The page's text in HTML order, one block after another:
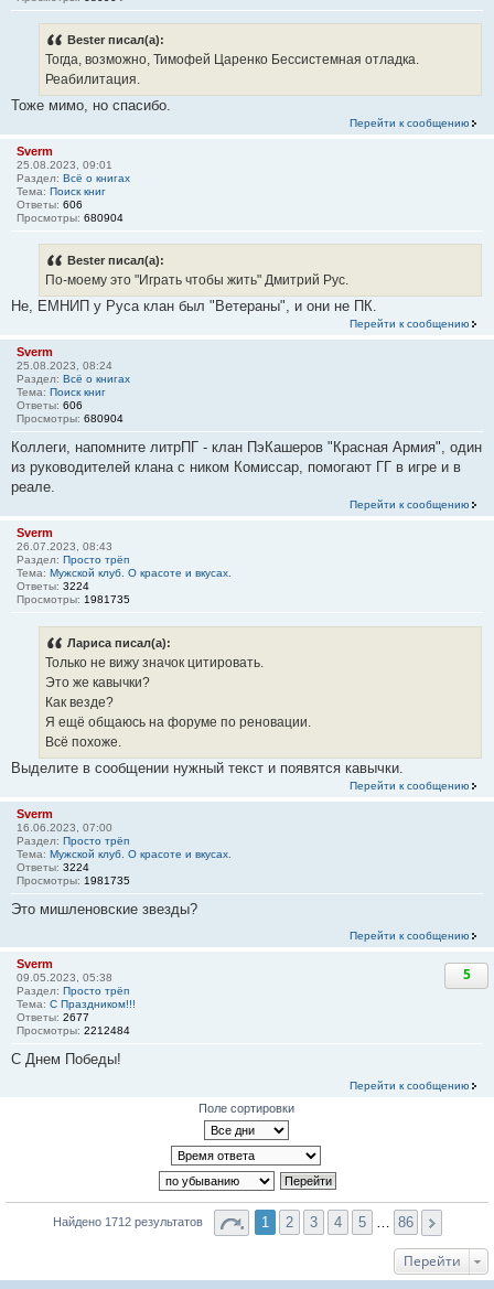
Bester писал(а):
Тогда, возможно, Тимофей Царенко Бессистемная отладка.
Реабилитация.
Тоже мимо, но спасибо.
Перейти к сообщению
Sverm
25.08.2023, 09:01
Раздел: Всё о книгах
Тема: Поиск книг
Ответы: 606
Просмотры: 680904
Bester писал(а):
По-моему это "Играть чтобы жить" Дмитрий Рус.
Не, ЕМНИП у Руса клан был "Ветераны", и они не ПК.
Перейти к сообщению
Sverm
25.08.2023, 08:24
Раздел: Всё о книгах
Тема: Поиск книг
Ответы: 606
Просмотры: 680904
Коллеги, напомните литрПГ - клан ПэКашеров "Красная Армия", один
из руководителей клана с ником Комиссар, помогают ГГ в игре и в
реале.
Перейти к сообщению
Sverm
26.07.2023, 08:43
Раздел: Просто трёп
Тема: Мужской клуб. О красоте и вкусах.
Ответы: 3224
Просмотры: 1981735
Лариса писал(а):
Только не вижу значок цитировать.
Это же кавычки?
Как везде?
Я ещё общаюсь на форуме по реновации.
Всё похоже.
Выделите в сообщении нужный текст и появятся кавычки.
Перейти к сообщению
Sverm
16.06.2023, 07:00
Раздел: Просто трёп
Тема: Мужской клуб. О красоте и вкусах.
Ответы: 3224
Просмотры: 1981735
Это мишленовские звезды?
Перейти к сообщению
Sverm
09.05.2023, 05:38
Раздел: Просто трёп
Тема: С Праздником!!!
Ответы: 2677
Просмотры: 2212484
5
С Днем Победы!
Перейти к сообщению
Поле сортировки
Найдено 1712 результатов 1 2 3 4 5 … 86
Перейти